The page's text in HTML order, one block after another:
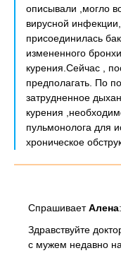
описывали ,могло
вирусной
присоединилась
измененного
курения.Сейчас ,
предполагать. По
затрудненное
курения
пульмонолога для
хроническое
СпрашиваетАлена:
Здравствуйте
с мужем недавно